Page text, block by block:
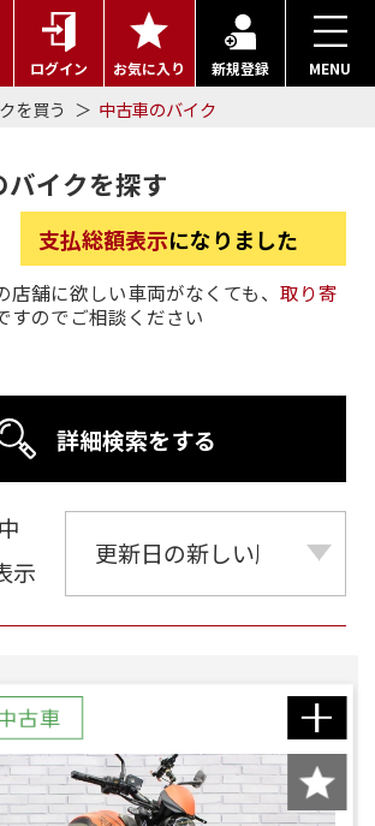
ログイン お気に入り 新規登録 MENU
を買う 中古車のバイク
バイクを探す
支払総額表示になりました
店舗に欲しい車両がなくても、取り寄
すのでご相談ください
詳細検索をする
示
古車